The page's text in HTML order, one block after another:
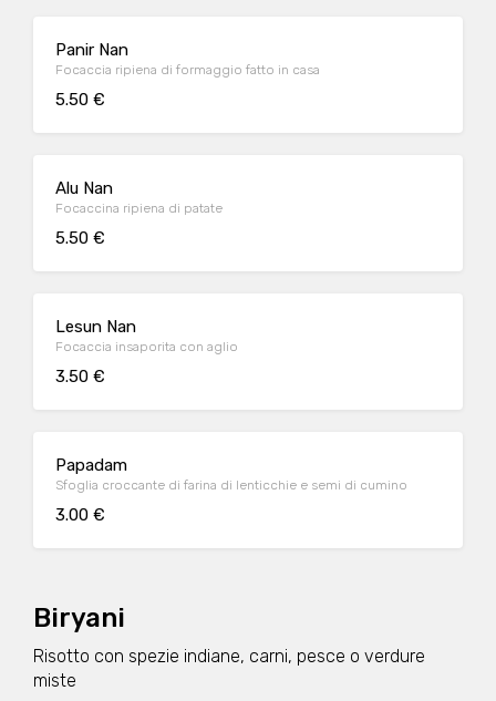
Panir Nan
Focaccia ripiena di formaggio fatto in casa
5.50 €
Alu Nan
Focaccina ripiena di patate
5.50 €
Lesun Nan
Focaccia insaporita con aglio
3.50 €
Papadam
Sfoglia croccante di farina di lenticchie e semi di cumino
3.00 €
Biryani
Risotto con spezie indiane, carni, pesce o verdure
miste